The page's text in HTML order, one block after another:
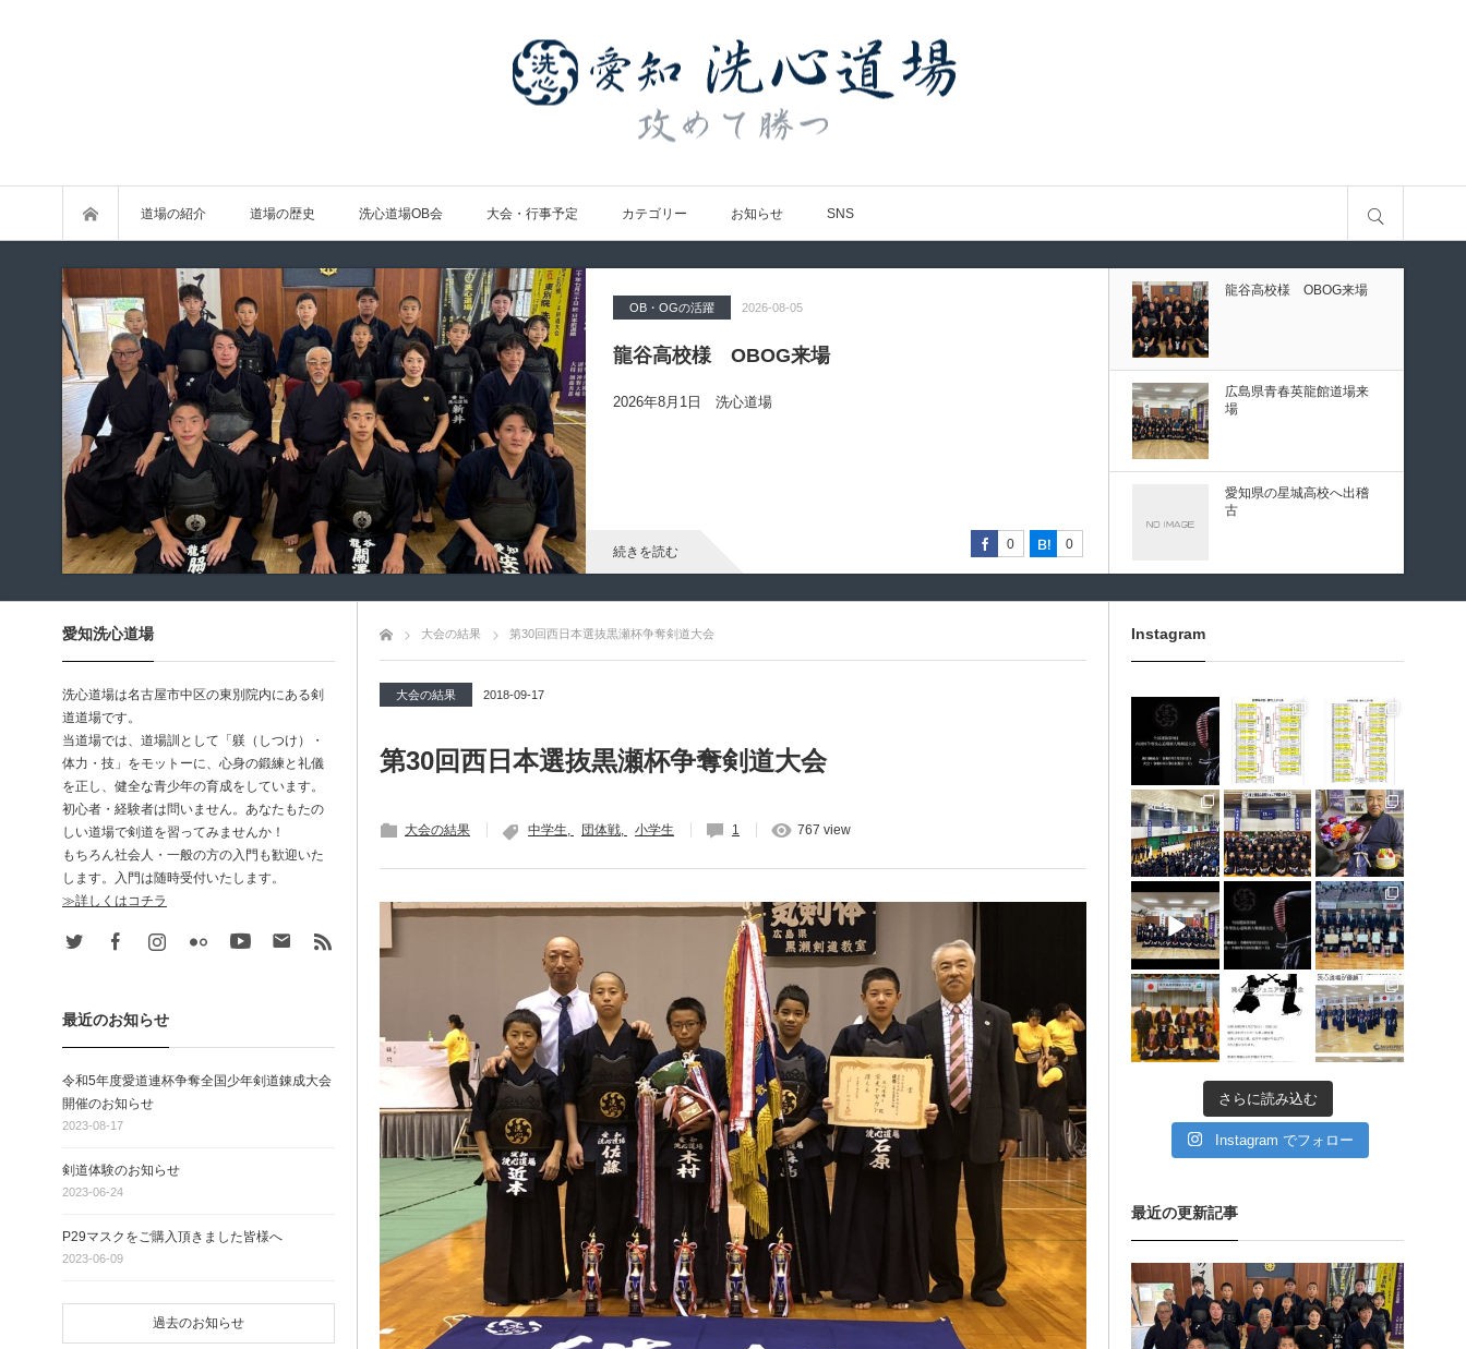
道場の紹介 道場の歴史 洗心道場OB会 大会・行事予定 カテゴリー お知らせ SNS
OB・OGの活躍 2026-08-05
龍谷高校様 OBOG来場
2026年8月1日 洗心道場
0 0
続きを読む
Topics 2026-08-05
広島県青春英龍館道場来場
2026年7月25日（土）洗心道場
0 0
大会の結果 2026-07-31
愛知県の星城高校へ出稽古
2026年7月24日(金)
0 0
大会の結果 2026-07-25
第80回愛知県中学校総合体育大会・地区予選
2026年7月24日（金）
0 0
大会の結果 2026-07-22
第136回愛知県剣道道場連盟研修会トーナメント戦
2026年7月19日（日）昭和スポーツセンター
0 0
第136回愛知県剣道道場連
龍谷高校様 OBOG来場
広島県青春英龍館道場来
場
愛知県の星城高校へ出稽
古
第136回愛知県剣道道場連
盟研修会トーナメント戦
龍谷高校様 OBOG来場
広島県青春英龍館道場来
愛知県の星城高校へ出稽
古
第80回愛知県中学校総合
体育大会・地区予選
第136回愛知県剣道道場連
盟研修会トーナメント戦
大会の結果 第30回西日本選抜黒瀬杯争奪剣道大会
大会の結果 2018-09-17
第30回西日本選抜黒瀬杯争奪剣道大会
大会の結果 中学生 団体戦 小学生 1 767 view
愛知洗心道場
洗心道場は名古屋市中区の東別院内にある剣
道道場です。
当道場では、道場訓として「躾（しつけ）・
体力・技」をモットーに、心身の鍛練と礼儀
を正し、健全な青少年の育成をしています。
初心者・経験者は問いません。あなたもたの
しい道場で剣道を習ってみませんか！
もちろん社会人・一般の方の入門も歓迎いた
します。入門は随時受付いたします。
≫詳しくはコチラ
Twitter FacebookInstagramFlickr Youtube Contact
最近のお知らせ
令和5年度愛道連杯争奪全国少年剣道錬成大会
開催のお知らせ
2023-08-17
剣道体験のお知らせ
2023-06-24
P29マスクをご購入頂きました皆様へ
2023-06-09
過去のお知らせ
Instagram
3月 10 1月 31 1月 31
1月 30 1月 30 1月 28
12月 31 12月 5 11月 11
11月 11 11月 6 9月 11
さらに読み込む
Instagram でフォロー
最近の更新記事